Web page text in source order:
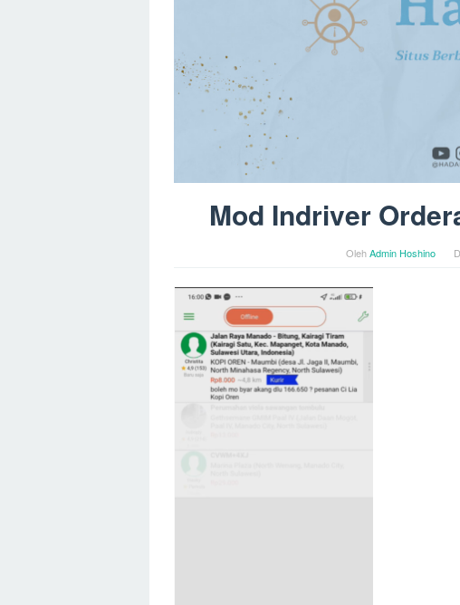
Mod Indriver
OlehAdmin Hoshino